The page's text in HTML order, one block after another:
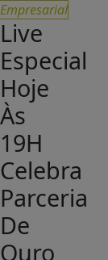
Empresarial
Live
Especial
Hoje
Às
19H
Celebra
Parceria
De
Ouro